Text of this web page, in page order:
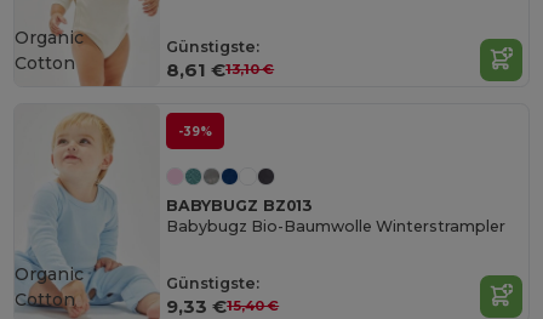
Günstigste:
8,61 €13,10 €
Organic
Cotton
-39%
BABYBUGZ BZ013
Babybugz Bio-Baumwolle Winterstrampler
Günstigste:
9,33 €15,40 €
Organic
Cotton